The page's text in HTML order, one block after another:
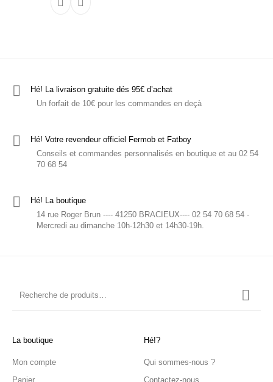
Ce produit a plusieurs variations. Les options
Hé! La livraison gratuite dés 95€ d’achat
Un forfait de 10€ pour les commandes en deçà
Hé! Votre revendeur officiel Fermob et Fatboy
Conseils et commandes personnalisés en boutique et au 02 54
70 68 54
Hé! La boutique
14 rue Roger Brun ---- 41250 BRACIEUX---- 02 54 70 68 54 -
Mercredi au dimanche 10h-12h30 et 14h30-19h.
La boutique
Mon compte
Panier
Hé!?
Qui sommes-nous ?
Contactez-nous